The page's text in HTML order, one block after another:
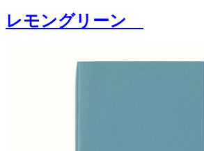
レモングリーン